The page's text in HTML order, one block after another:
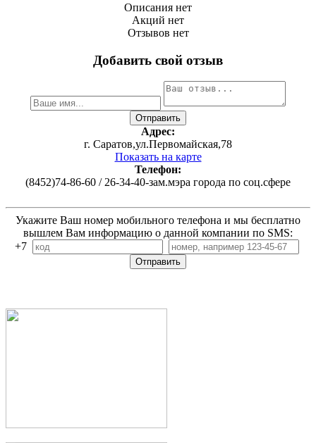
Описания нет
Акций нет
Отзывов нет
Добавить свой отзыв
Адрес:
г. Саратов,ул.Первомайская,78
Показать на карте
Телефон:
(8452)74-86-60 / 26-34-40-зам.мэра города по соц.сфере
Укажите Ваш номер мобильного телефона и мы бесплатно
вышлем Вам информацию о данной компании по SMS:
+7